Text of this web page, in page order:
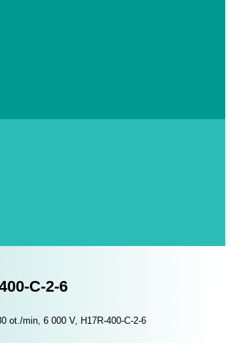
C-2-6
ot./min, 6 000 V, H17R-400-C-2-6